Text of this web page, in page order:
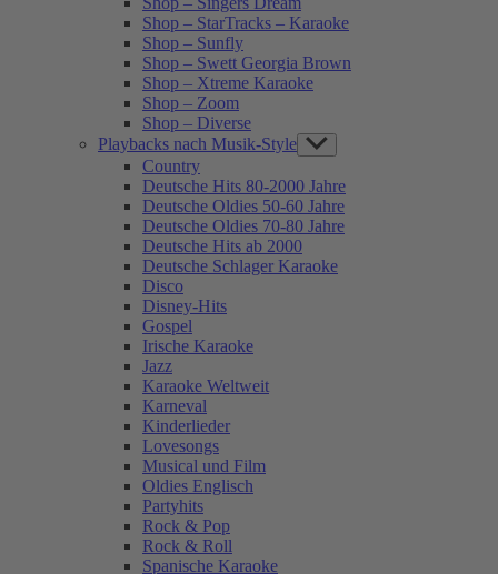
Shop – StarTracks – Karaoke
Shop – Sunfly
Shop – Swett Georgia Brown
Shop – Xtreme Karaoke
Shop – Zoom
Shop – Diverse
Playbacks nach Musik-Style Show
sub
menu
Country
Deutsche Hits 80-2000 Jahre
Deutsche Oldies 50-60 Jahre
Deutsche Oldies 70-80 Jahre
Deutsche Hits ab 2000
Deutsche Schlager Karaoke
Disco
Disney-Hits
Gospel
Irische Karaoke
Jazz
Karaoke Weltweit
Karneval
Kinderlieder
Lovesongs
Musical und Film
Oldies Englisch
Partyhits
Rock & Pop
Rock & Roll
Spanische Karaoke